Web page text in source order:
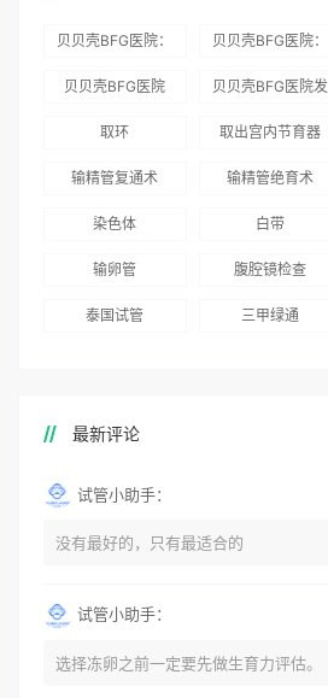
贝贝壳BFG医院：
务
贝贝壳BFG医院：
术”和“法律支持”
贝贝壳BFG医院
贝贝壳BFG医院发
国版）》
取环 取出宫内节育器
输精管复通术 输精管绝育术
染色体 白带
输卵管 腹腔镜检查
泰国试管 三甲绿通
最新评论
试管小助手：
没有最好的，只有最适合的
试管小助手：
选择冻卵之前一定要先做生育力评估。